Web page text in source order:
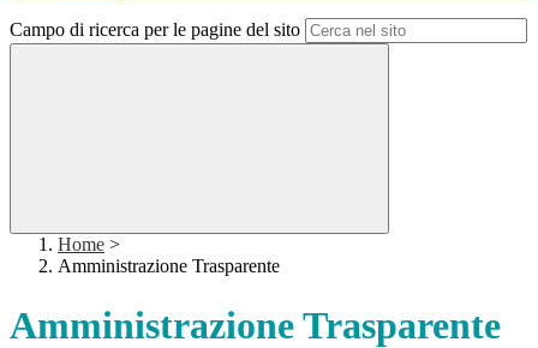
Campo di ricerca per le pagine del sito
Home >
Amministrazione Trasparente
Amministrazione Trasparente